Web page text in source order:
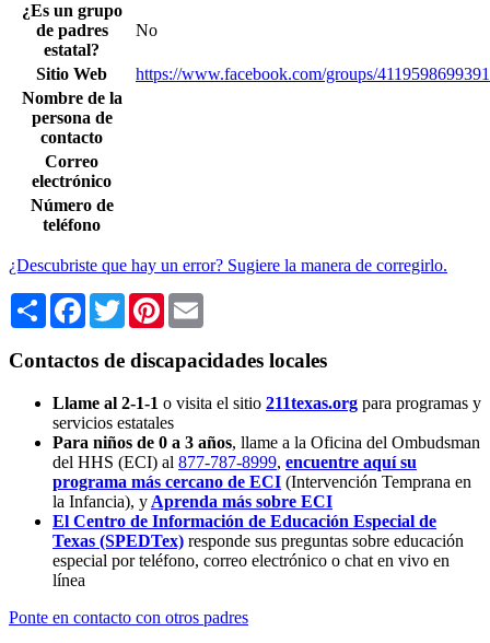
¿Es un grupo
de padres
estatal?
No
Sitio Web
https://www.facebook.com/groups/
Nombre de la
persona de
contacto
Correo
electrónico
Número de
teléfono
¿Descubriste que hay un error? Sugiere la manera de corregirlo.
Share Facebook
TwitterPinterest
Contactos de discapacidades locales
Llame al 2-1-1 o visita el sitio 211texas.org para programas y
servicios estatales
Para niños de 0 a 3 años, llame a la Oficina del Ombudsman
del HHS (ECI) al 877-787-8999, encuentre aquí su
programa más cercano de ECI (Intervención Temprana en
la Infancia), y Aprenda más sobre ECI
El Centro de Información de Educación Especial de
Texas (SPEDTex) responde sus preguntas sobre educación
especial por teléfono, correo electrónico o chat en vivo en
línea
Ponte en contacto con otros padres